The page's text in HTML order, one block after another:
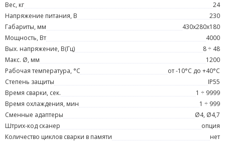
Вес, кг
24
Напряжение питания, В
230
Габариты, мм
430x280x180
Мощность, Вт
4000
Вых. напряжение, В(Гц)
8 ÷ 48
Макс. Ø, мм
1200
Рабочая температура, °С
от -10°C до +40°C
Степень защиты
IP55
Время сварки, сек.
1 ÷ 9999
Время охлаждения, мин
1 ÷ 999
Сменные адаптеры
Ø4, Ø4,7
Штрих-код сканер
опция
Количество циклов сварки в памяти
нет